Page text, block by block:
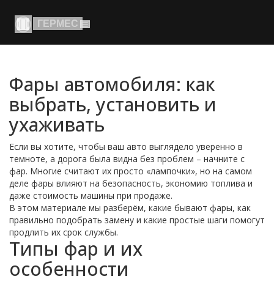
Фары автомобиля: как
выбрать, установить и
ухаживать
Если вы хотите, чтобы ваш авто выглядело уверенно в
темноте, а дорога была видна без проблем – начните с
фар. Многие считают их просто «лампочки», но на самом
деле фары влияют на безопасность, экономию топлива и
даже стоимость машины при продаже.
В этом материале мы разберём, какие бывают фары, как
правильно подобрать замену и какие простые шаги помогут
продлить их срок службы.
Типы фар и их
особенности